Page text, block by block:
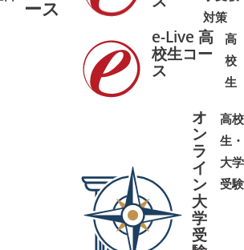
ース
対策
e-Live 高
校生コー
ス
高
校
生
➜➜
オ
ン
ラ
イ
ン
大
学
受
高校
生・
大学
受験